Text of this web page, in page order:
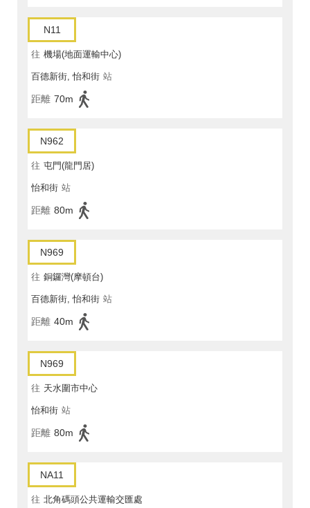
N11
往 機場(地面運輸中心)
百德新街, 怡和街 站
距離 70m
N962
往 屯門(龍門居)
怡和街 站
距離 80m
N969
往 銅鑼灣(摩頓台)
百德新街, 怡和街 站
距離 40m
N969
往 天水圍市中心
怡和街 站
距離 80m
NA11
往 北角碼頭公共運輸交匯處